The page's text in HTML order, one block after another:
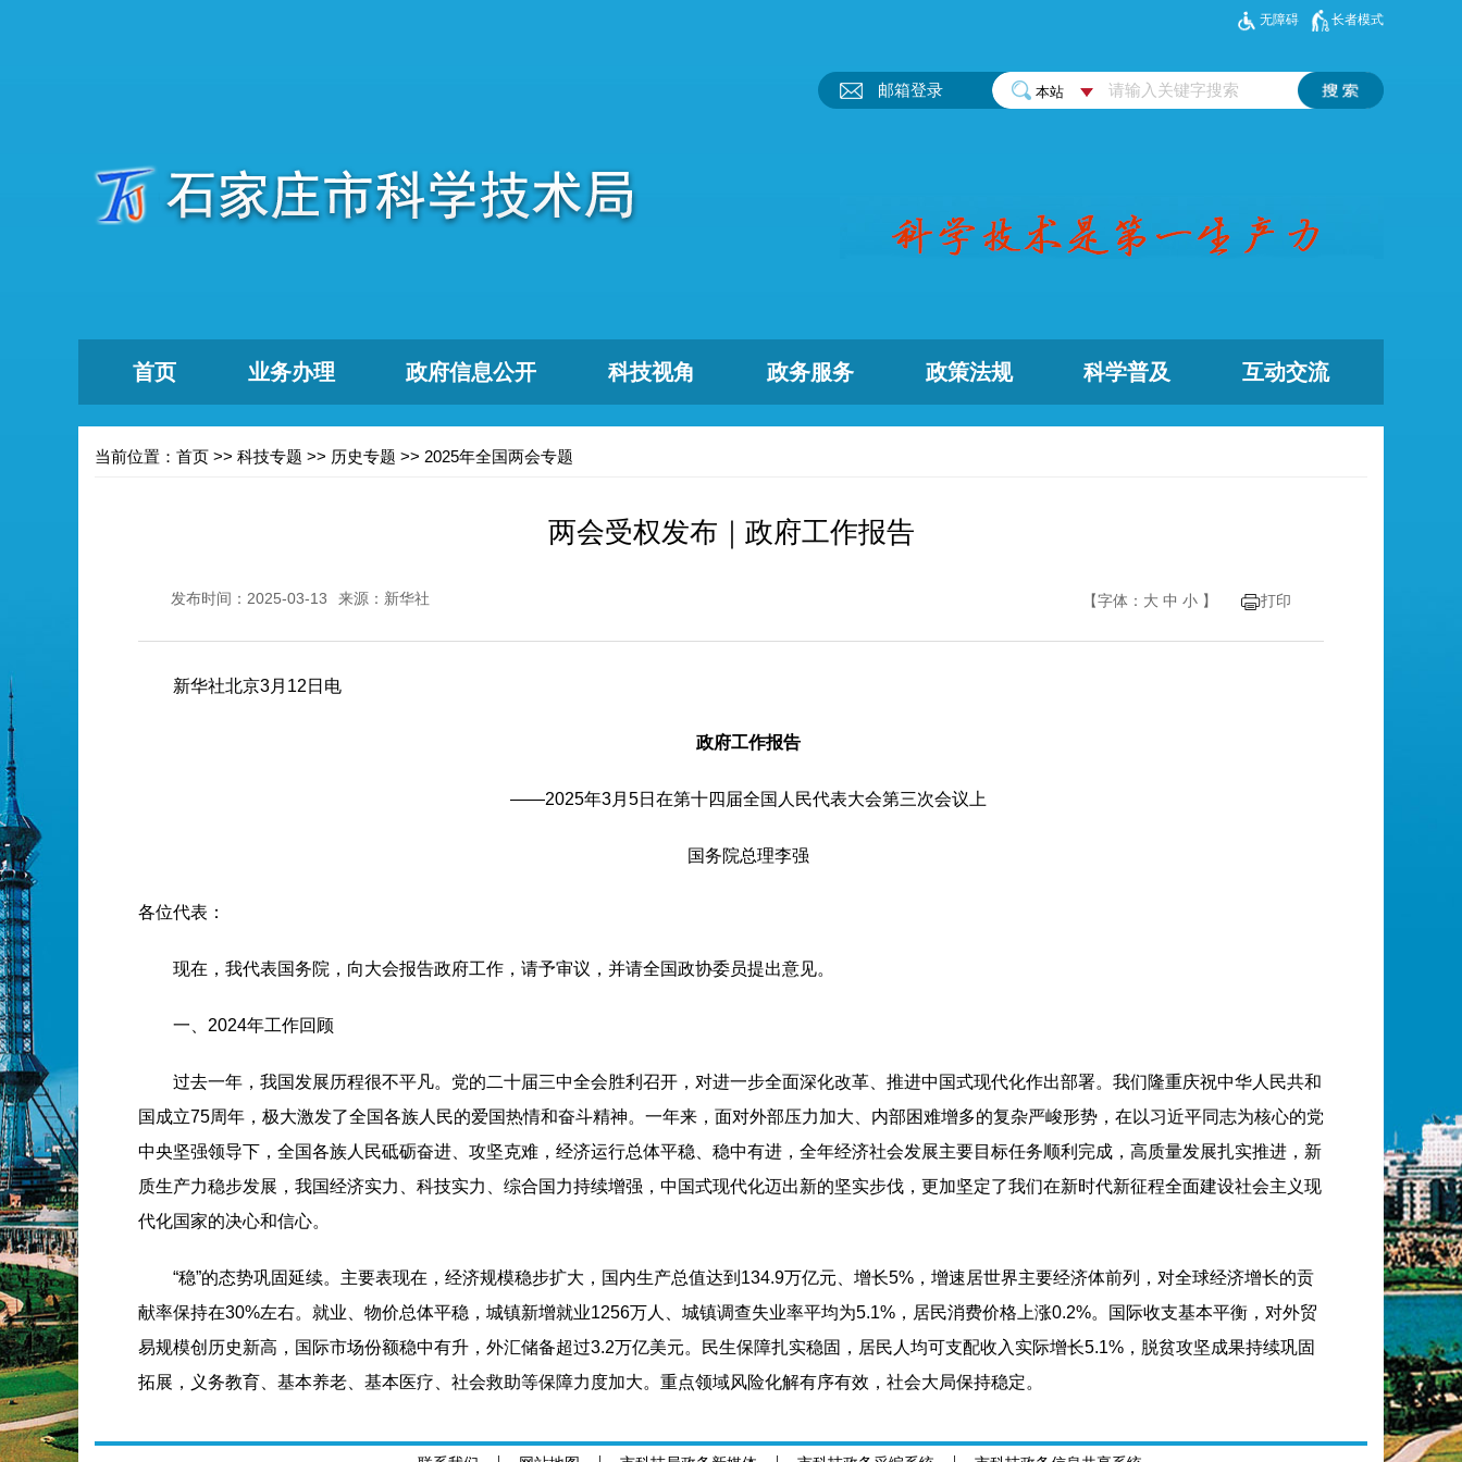
无障碍 长者模式
邮箱登录
首页 业务办理 政府信息公开 科技视角 政务服务 政策法规 科学普及 互动交流
当前位置： 首页 >> 科技专题 >> 历史专题 >> 2025年全国两会专题
两会受权发布｜政府工作报告
发布时间：2025-03-13 来源：新华社 【字体： 大 中 小 】 打印
新华社北京3月12日电
政府工作报告
——2025年3月5日在第十四届全国人民代表大会第三次会议上
国务院总理李强
各位代表：
现在，我代表国务院，向大会报告政府工作，请予审议，并请全国政协委员提出意见。
一、2024年工作回顾
过去一年，我国发展历程很不平凡。党的二十届三中全会胜利召开，对进一步全面深化改革、推进中国式现代化作出部署。我们隆重庆祝中华人民共和
国成立75周年，极大激发了全国各族人民的爱国热情和奋斗精神。一年来，面对外部压力加大、内部困难增多的复杂严峻形势，在以习近平同志为核心的党
中央坚强领导下，全国各族人民砥砺奋进、攻坚克难，经济运行总体平稳、稳中有进，全年经济社会发展主要目标任务顺利完成，高质量发展扎实推进，新
质生产力稳步发展，我国经济实力、科技实力、综合国力持续增强，中国式现代化迈出新的坚实步伐，更加坚定了我们在新时代新征程全面建设社会主义现
代化国家的决心和信心。
“稳”的态势巩固延续。主要表现在，经济规模稳步扩大，国内生产总值达到134.9万亿元、增长5%，增速居世界主要经济体前列，对全球经济增长的贡
献率保持在30%左右。就业、物价总体平稳，城镇新增就业1256万人、城镇调查失业率平均为5.1%，居民消费价格上涨0.2%。国际收支基本平衡，对外贸
易规模创历史新高，国际市场份额稳中有升，外汇储备超过3.2万亿美元。民生保障扎实稳固，居民人均可支配收入实际增长5.1%，脱贫攻坚成果持续巩固
拓展，义务教育、基本养老、基本医疗、社会救助等保障力度加大。重点领域风险化解有序有效，社会大局保持稳定。
“进”的步伐坚实有力。主要表现在，产业升级有新进展，粮食产量首次跃上1.4万亿斤新台阶、亩产提升10.1斤；高技术制造业、装备制造业增加值分别